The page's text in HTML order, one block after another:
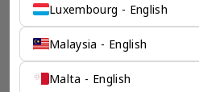
Luxembourg - English
Malaysia - English
Malta - English